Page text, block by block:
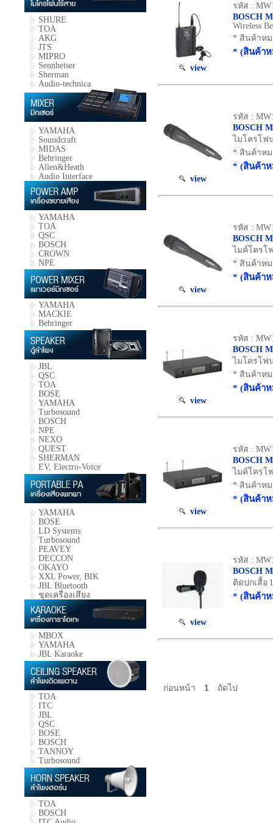
SHURE
TOA
AKG
JTS
MIPRO
Sennheiser
Sherman
Audio-technica
YAMAHA
Soundcraft
MIDAS
Behringer
Allen&Heath
Audio Interface
YAMAHA
TOA
QSC
BOSCH
CROWN
NPE
YAMAHA
MACKIE
Behringer
JBL
QSC
TOA
BOSE
YAMAHA
Turbosound
BOSCH
NPE
NEXO
QUEST
SHERMAN
EV, Electro-Voice
YAMAHA
BOSE
LD Systems
Turbosound
PEAVEY
DECCON
OKAYO
XXL Power, BIK
JBL Bluetooth
ชุดเครื่องเสียง
MBOX
YAMAHA
JBL Karaoke
TOA
ITC
JBL
QSC
BOSE
BOSCH
TANNOY
Turbosound
TOA
BOSCH
view
รหัส :
BOSCH
Wireless
* สินค้าห
* (สินค้า
view
รหัส :
BOSCH
ไมโครโฟน
* สินค้าห
* (สินค้า
view
รหัส :
BOSCH
ไมค์โครโฟ
* สินค้าห
* (สินค้า
view
รหัส :
BOSCH
ไมโครโฟน
* สินค้าห
* (สินค้า
view
รหัส :
BOSCH
ไมค์โครโฟ
* สินค้าห
* (สินค้า
view
รหัส :
BOSCH
ติดปกเสื้อ
* (สินค้า
ก่อนหน้า 1 ถัดไป